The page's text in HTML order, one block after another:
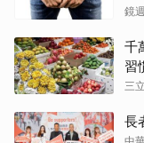
鏡
千
習
三
長